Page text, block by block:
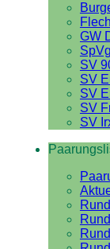
GW
SV
SV
SV
SV
SV